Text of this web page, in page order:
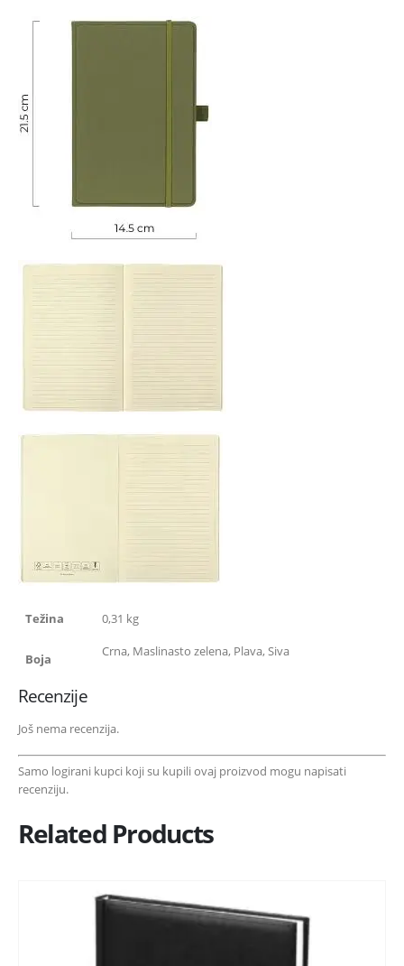
Težina 0,31 kg
Boja Crna, Maslinasto zelena, Plava, Siva
Recenzije
Još nema recenzija.
Samo logirani kupci koji su kupili ovaj proizvod mogu napisati
recenziju.
Related Products